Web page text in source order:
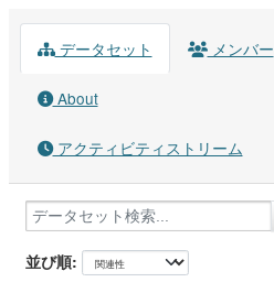
データセット メンバー
About
アクティビティストリーム
並び順